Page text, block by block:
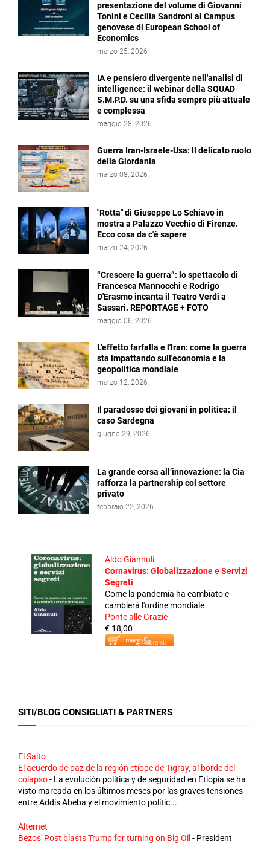
presentazione del volume di Giovanni
Tonini e Cecilia Sandroni al Campus
genovese di European School of
Economics
marzo 25, 2026
IA e pensiero divergente nell'analisi di
intelligence: il webinar della SQUAD
S.M.P.D. su una sfida sempre più attuale
e complessa
maggio 28, 2026
Guerra Iran-Israele-Usa: Il delicato ruolo
della Giordania
marzo 08, 2026
"Rotta" di Giuseppe Lo Schiavo in
mostra a Palazzo Vecchio di Firenze.
Ecco cosa da c'è sapere
marzo 24, 2026
“Crescere la guerra”: lo spettacolo di
Francesca Mannocchi e Rodrigo
D'Erasmo incanta il Teatro Verdi a
Sassari. REPORTAGE + FOTO
maggio 06, 2026
L’effetto farfalla e l'Iran: come la guerra
sta impattando sull'economia e la
geopolitica mondiale
marzo 12, 2026
Il paradosso dei giovani in politica: il
caso Sardegna
giugno 29, 2026
La grande corsa all’innovazione: la Cia
rafforza la partnership col settore
privato
febbraio 22, 2026
Aldo Giannuli
Cornavirus: Globalizzazione e Servizi
Segreti
Come la pandemia ha cambiato e
cambierà l'ordine mondiale
Ponte alle Grazie
€ 18,00
SITI/BLOG CONSIGLIATI & PARTNERS
El Salto
El acuerdo de paz de la región etíope de Tigray, al borde del
colapso- La evolución política y de seguridad en Etiopía se ha
visto marcada en los últimos meses por las graves tensiones
entre Addis Abeba y el movimiento polític...
Alternet
Bezos' Post blasts Trump for turning on Big Oil - President